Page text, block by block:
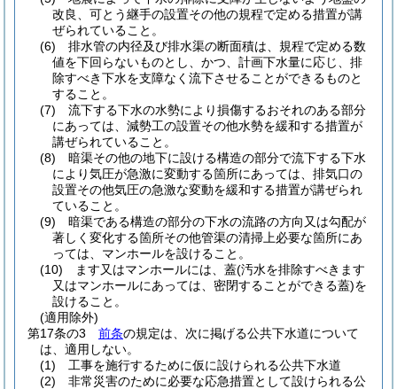
改良、可とう継手の設置その他の規程で定める措置が講
ぜられていること。
(6)
排水管の内径及び排水渠の断面積は、規程で定める数
値を下回らないものとし、かつ、計画下水量に応じ、排
除すべき下水を支障なく流下させることができるものと
すること。
(7)
流下する下水の水勢により損傷するおそれのある部分
にあっては、減勢工の設置その他水勢を緩和する措置が
講ぜられていること。
(8)
暗渠その他の地下に設ける構造の部分で流下する下水
により気圧が急激に変動する箇所にあっては、排気口の
設置その他気圧の急激な変動を緩和する措置が講ぜられ
ていること。
(9)
暗渠である構造の部分の下水の流路の方向又は勾配が
著しく変化する箇所その他管渠の清掃上必要な箇所にあ
っては、マンホールを設けること。
(10)
ます又はマンホールには、蓋(汚水を排除すべきます
又はマンホールにあっては、密閉することができる蓋)を
設けること。
(適用除外)
第17条の3
前条の規定は、次に掲げる公共下水道について
は、適用しない。
(1)
工事を施行するために仮に設けられる公共下水道
(2)
非常災害のために必要な応急措置として設けられる公